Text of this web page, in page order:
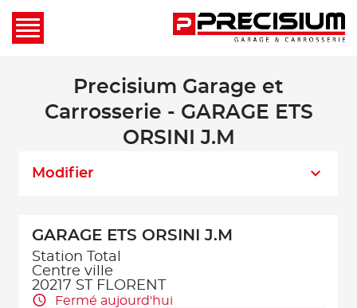
Precisium Garage et
Carrosserie - GARAGE ETS
ORSINI J.M
Modifier
GARAGE ETS ORSINI J.M
Station Total
Centre ville
20217 ST FLORENT
Fermé aujourd'hui